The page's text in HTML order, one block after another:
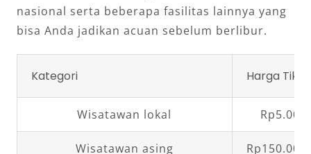
nasional serta beberapa fasilitas lainnya yang
bisa Anda jadikan acuan sebelum berlibur.
Kategori Harga Tiket
Wisatawan lokal
Wisatawan asing